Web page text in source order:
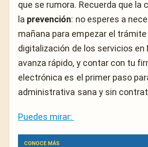
que se rumora. Recuerda que la
la prevención: no esperes a
mañana para empezar el trámite
digitalización de los servicios en
avanza rápido, y contar con tu
electrónica es el primer paso
administrativa sana y sin
Puedes mirar:
CONOCE MÁS